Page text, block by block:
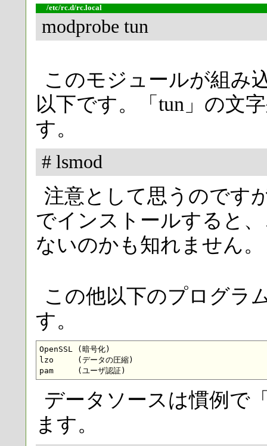
/etc/rc.d/rc.local
modprobe tun
このモジュールが組み
以下です。「tun」の文
す。
# lsmod
注意として思うのです
でインストールすると
ないのかも知れません。
この他以下のプログラ
す。
OpenSSL (暗号化)
lzo     (データの圧縮)
データソースは慣例で
ます。